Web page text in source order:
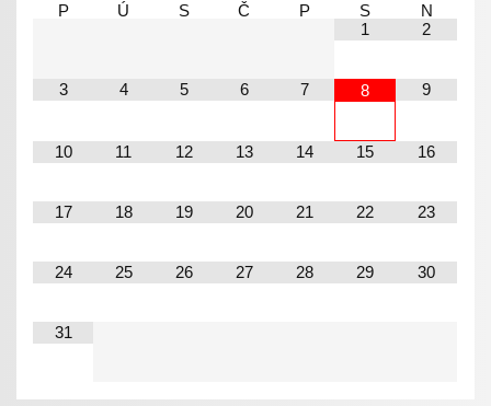
P
Ú S Č P S
N
1
2
3 4 5 6 7 8 9
10 11 12 13 14 15 16
17 18 19 20 21 22 23
24 25 26 27 28 29 30
31